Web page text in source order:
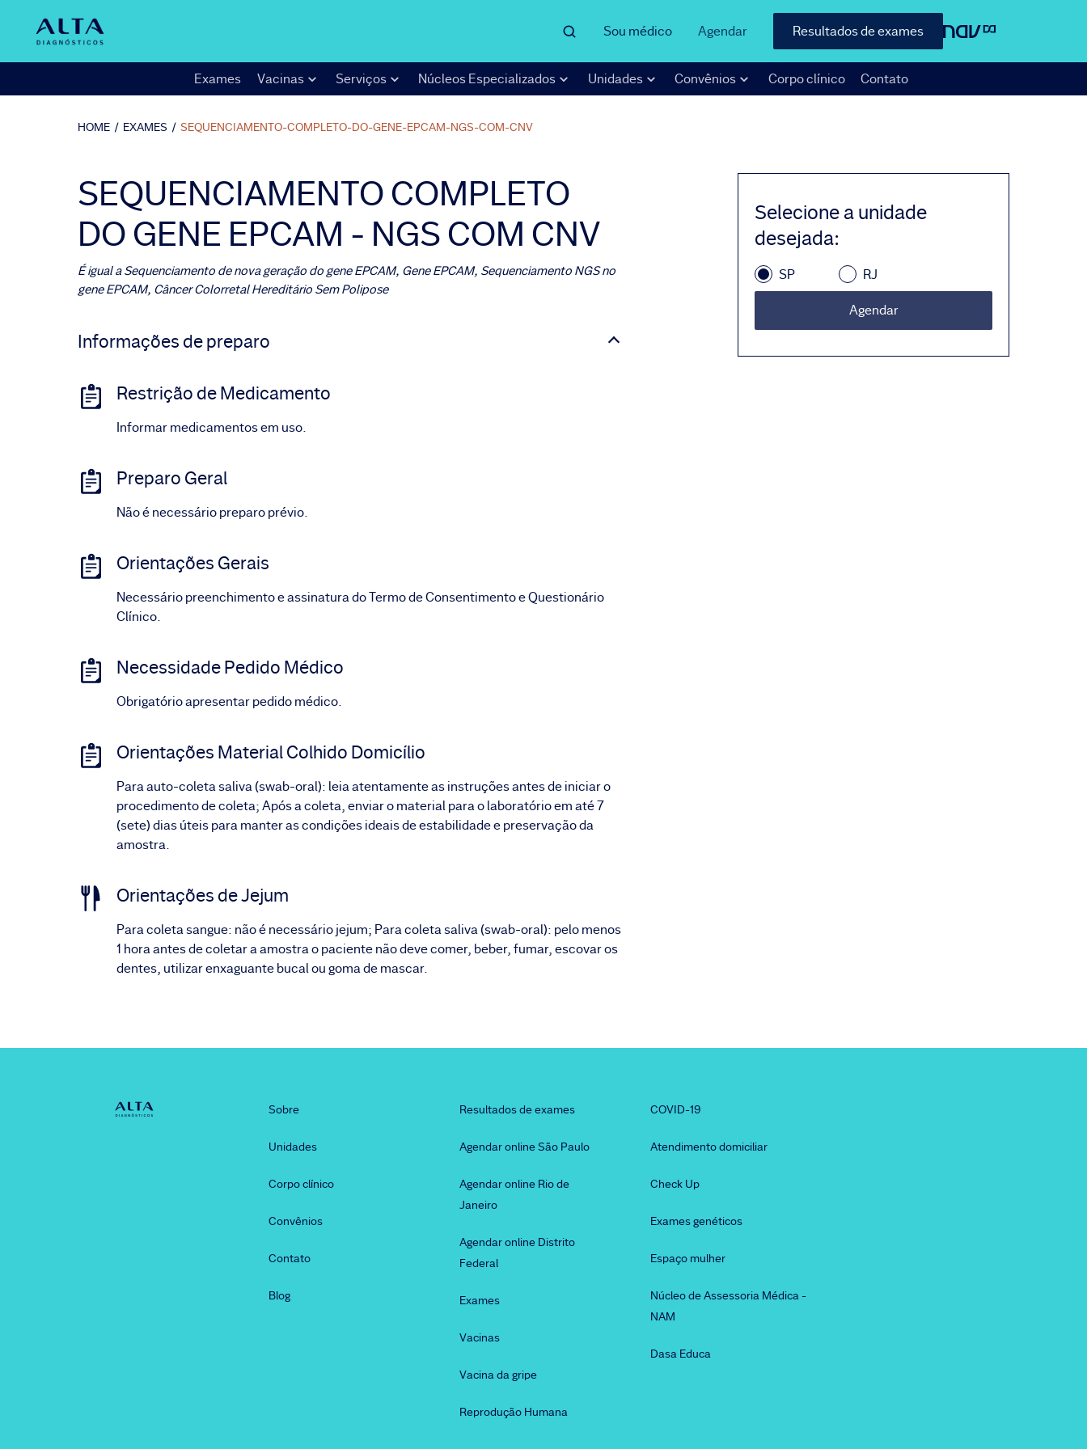
Sou médico Agendar Resultados de exames
Exames Vacinas Serviços Núcleos Especializados Unidades Convênios Corpo clínico Contato
HOME / EXAMES / SEQUENCIAMENTO-COMPLETO-DO-GENE-EPCAM-NGS-COM-CNV
SEQUENCIAMENTO COMPLETO
DO GENE EPCAM - NGS COM CNV
É igual a Sequenciamento de nova geração do gene EPCAM, Gene EPCAM, Sequenciamento NGS no
gene EPCAM, Câncer Colorretal Hereditário Sem Polipose
Informações de preparo
Restrição de Medicamento
Informar medicamentos em uso.
Preparo Geral
Não é necessário preparo prévio.
Orientações Gerais
Necessário preenchimento e assinatura do Termo de Consentimento e Questionário
Clínico.
Necessidade Pedido Médico
Obrigatório apresentar pedido médico.
Orientações Material Colhido Domicílio
Para auto-coleta saliva (swab-oral): leia atentamente as instruções antes de iniciar o
procedimento de coleta; Após a coleta, enviar o material para o laboratório em até 7
(sete) dias úteis para manter as condições ideais de estabilidade e preservação da
amostra.
Orientações de Jejum
Para coleta sangue: não é necessário jejum; Para coleta saliva (swab-oral): pelo menos
1 hora antes de coletar a amostra o paciente não deve comer, beber, fumar, escovar os
dentes, utilizar enxaguante bucal ou goma de mascar.
Selecione a unidade
desejada:
SP RJ
Agendar
Sobre
Unidades
Corpo clínico
Convênios
Contato
Blog
Resultados de exames
Agendar online São Paulo
Agendar online Rio de
Janeiro
Agendar online Distrito
Federal
Exames
Vacinas
Vacina da gripe
Reprodução Humana
COVID-19
Atendimento domiciliar
Check Up
Exames genéticos
Espaço mulher
Núcleo de Assessoria Médica -
NAM
Dasa Educa